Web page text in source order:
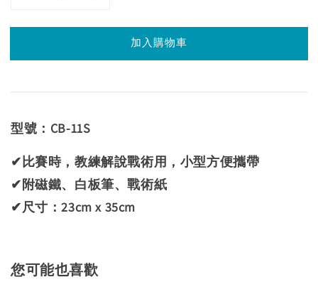
加入購物車
型號：CB-11S
✔比賽時，教練解說戰術用，小型方便攜帶
✔附磁鐵、白板筆、戰術紙
✔尺寸：23cm x 35cm
您可能也喜歡